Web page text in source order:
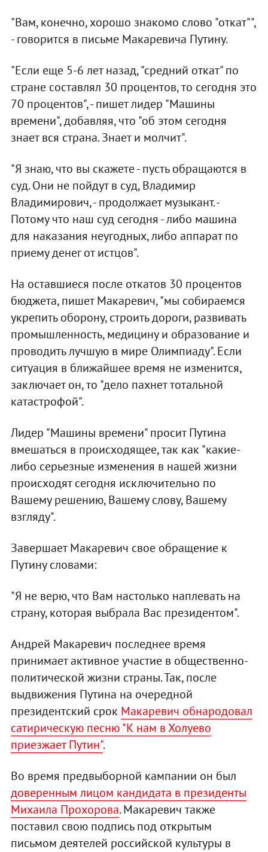
"Вам, конечно, хорошо знакомо слово "откат"",
- говорится в письме Макаревича Путину.
"Если еще 5-6 лет назад, "средний откат" по
стране составлял 30 процентов, то сегодня это
70 процентов", - пишет лидер "Машины
времени", добавляя, что "об этом сегодня
знает вся страна. Знает и молчит".
"Я знаю, что вы скажете - пусть обращаются в
суд. Они не пойдут в суд, Владимир
Владимирович, - продолжает музыкант. -
Потому что наш суд сегодня - либо машина
для наказания неугодных, либо аппарат по
приему денег от истцов".
На оставшиеся после откатов 30 процентов
бюджета, пишет Макаревич, "мы собираемся
укрепить оборону, строить дороги, развивать
промышленность, медицину и образование и
проводить лучшую в мире Олимпиаду". Если
ситуация в ближайшее время не изменится,
заключает он, то "дело пахнет тотальной
катастрофой".
Лидер "Машины времени" просит Путина
вмешаться в происходящее, так как "какие-
либо серьезные изменения в нашей жизни
происходят сегодня исключительно по
Вашему решению, Вашему слову, Вашему
взгляду".
Завершает Макаревич свое обращение к
Путину словами:
"Я не верю, что Вам настолько наплевать на
страну, которая выбрала Вас президентом".
Андрей Макаревич последнее время
принимает активное участие в общественно-
политической жизни страны. Так, после
выдвижения Путина на очередной
президентский срок Макаревич обнародовал
сатирическую песню "К нам в Холуево
приезжает Путин".
Во время предвыборной кампании он был
доверенным лицом кандидата в президенты
Михаила Прохорова. Макаревич также
поставил свою подпись под открытым
письмом деятелей российской культуры в